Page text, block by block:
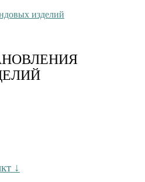
изделий
↓